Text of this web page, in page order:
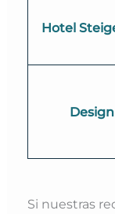
Hotel
Si nuestras